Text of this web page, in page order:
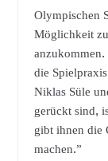
Olympischen
Möglichkeit
die
Niklas Süle
gerückt sind,
gibt ihnen die
machen.”